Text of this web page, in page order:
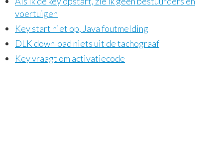
voertuigen
Key start niet op, Java foutmelding
DLK download niets uit de tachograaf
Key vraagt om activatiecode